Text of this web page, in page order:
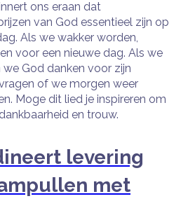
ons eraan dat
van God essentieel zijn op
Als we wakker worden,
voor een nieuwe dag. Als we
God danken voor zijn
of we morgen weer
Moge dit lied je inspireren om
en trouw.
levering
met